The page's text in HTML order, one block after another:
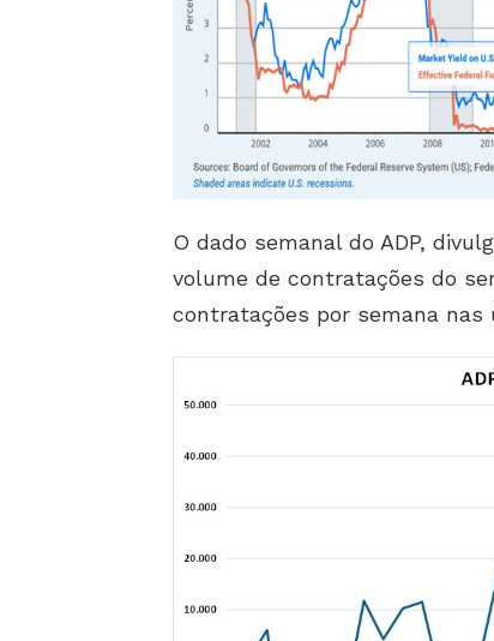
O dado semanal do ADP,
volume de contratações do
contratações por semana nas